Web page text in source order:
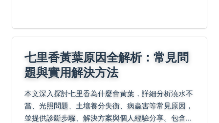
七里香黃葉原因全解析：常見問
題與實用解決方法
本文深入探討七里香為什麼會黃葉，詳細分析澆水不
當、光照問題、土壤養分失衡、病蟲害等常見原因，
並提供診斷步驟、解決方案與個人經驗分享。包含常